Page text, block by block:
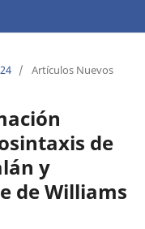
/ Artículos Nuevos
de
y
de Williams